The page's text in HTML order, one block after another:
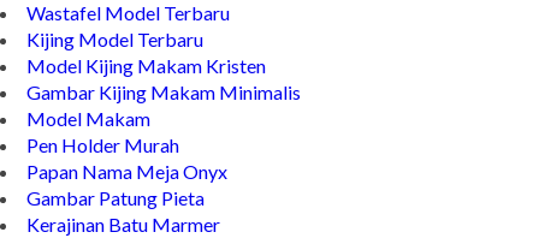
Wastafel Model Terbaru
Kijing Model Terbaru
Model Kijing Makam Kristen
Gambar Kijing Makam Minimalis
Model Makam
Pen Holder Murah
Papan Nama Meja Onyx
Gambar Patung Pieta
Kerajinan Batu Marmer